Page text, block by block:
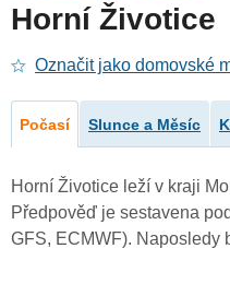
Horní Životice
Označit jako domovské
Počasí Slunce a Měsíc
Horní Životice leží v kraji
Předpověď je sestavena
GFS, ECMWF). Naposledy